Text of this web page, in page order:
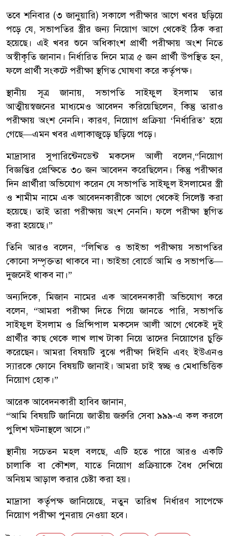
তবে শনিবার (৩ জানুয়ারি) সকালে পরীক্ষার আগে খবর ছড়িয়ে
পড়ে যে, সভাপতির স্ত্রীর জন্য নিয়োগ আগে থেকেই ঠিক করা
হয়েছে। এই খবর শুনে অধিকাংশ প্রার্থী পরীক্ষায় অংশ নিতে
অস্বীকৃতি জানান। নির্ধারিত দিনে মাত্র ৫ জন প্রার্থী উপস্থিত হন,
ফলে প্রার্থী সংকটে পরীক্ষা স্থগিত ঘোষণা করে কর্তৃপক্ষ।
স্থানীয় সূত্র জানায়, সভাপতি সাইফুল ইসলাম তার
আত্মীয়স্বজনের মাধ্যমেও আবেদন করিয়েছিলেন, কিন্তু তারাও
পরীক্ষায় অংশ নেননি। কারণ, নিয়োগ প্রক্রিয়া ‘নির্ধারিত’ হয়ে
গেছে—এমন খবর এলাকাজুড়ে ছড়িয়ে পড়ে।
মাদ্রাসার সুপারিন্টেনডেন্ট মকসেদ আলী বলেন,“নিয়োগ
বিজ্ঞপ্তির প্রেক্ষিতে ৩০ জন আবেদন করেছিলেন। কিন্তু পরীক্ষার
দিন প্রার্থীরা অভিযোগ করেন যে সভাপতি সাইফুল ইসলামের স্ত্রী
ও শামীম নামে এক আবেদনকারীকে আগে থেকেই সিলেক্ট করা
হয়েছে। তাই তারা পরীক্ষায় অংশ নেননি। ফলে পরীক্ষা স্থগিত
করা হয়েছে।”
তিনি আরও বলেন, “লিখিত ও ভাইভা পরীক্ষায় সভাপতির
কোনো সম্পৃক্ততা থাকবে না। ভাইভা বোর্ডে আমি ও সভাপতি—
দুজনেই থাকব না।”
অন্যদিকে, মিজান নামের এক আবেদনকারী অভিযোগ করে
বলেন, “আমরা পরীক্ষা দিতে গিয়ে জানতে পারি, সভাপতি
সাইফুল ইসলাম ও প্রিন্সিপাল মকসেদ আলী আগে থেকেই দুই
প্রার্থীর কাছ থেকে লাখ লাখ টাকা নিয়ে তাদের নিয়োগের চুক্তি
করেছেন। আমরা বিষয়টি বুঝে পরীক্ষা দিইনি এবং ইউএনও
স্যারকে ফোনে বিষয়টি জানাই। আমরা চাই স্বচ্ছ ও মেধাভিত্তিক
নিয়োগ হোক।”
আরেক আবেদনকারী হাবিব জানান,
“আমি বিষয়টি জানিয়ে জাতীয় জরুরি সেবা ৯৯৯-এ কল করলে
পুলিশ ঘটনাস্থলে আসে।”
স্থানীয় সচেতন মহল বলছে, এটি হতে পারে আরও একটি
চালাকি বা কৌশল, যাতে নিয়োগ প্রক্রিয়াকে বৈধ দেখিয়ে
অনিয়ম আড়াল করার চেষ্টা করা হয়।
মাদ্রাসা কর্তৃপক্ষ জানিয়েছে, নতুন তারিখ নির্ধারণ সাপেক্ষে
নিয়োগ পরীক্ষা পুনরায় নেওয়া হবে।